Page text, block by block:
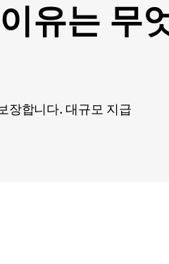
유는 무
장합니다. 대규모 지급